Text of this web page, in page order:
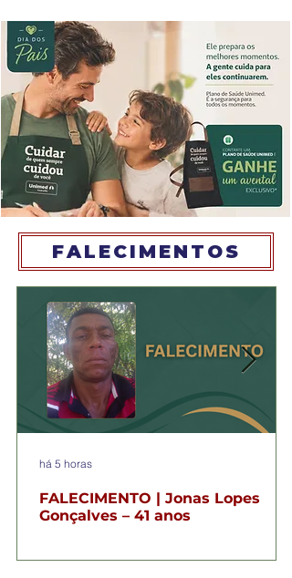
FALECIMENTOS
FALECIMENTO | Jonas Lopes
Gonçalves – 41 anos
há 5 horas